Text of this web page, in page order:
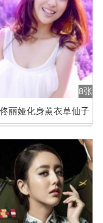
8张
佟丽娅化身薰衣草仙子